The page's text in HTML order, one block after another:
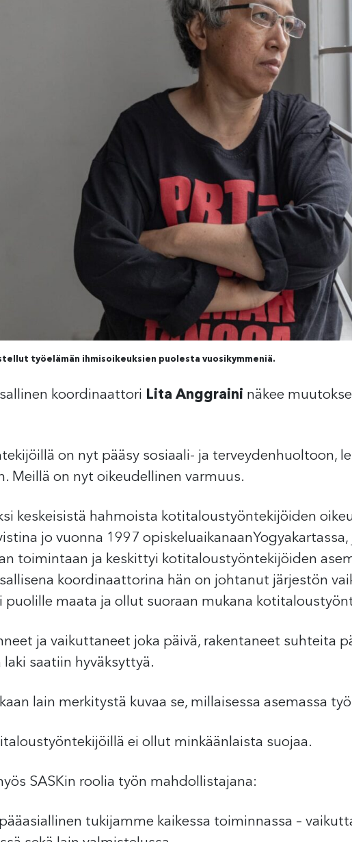
työelämän ihmisoikeuksien puolesta vuosikymmeniä.
koordinaattori Lita Anggraini näkee
on nyt pääsy sosiaali- ja terveydenhuoltoon,
Meillä on nyt oikeudellinen varmuus.
keskeisistä hahmoista kotitaloustyöntekijöiden
jo vuonna 1997
toimintaan ja keskittyi kotitaloustyöntekijöiden
koordinaattorina hän on johtanut järjestön
puolille maata ja ollut suoraan mukana
ja vaikuttaneet joka päivä, rakentaneet suhteita
saatiin hyväksyttyä.
lain merkitystä kuvaa se, millaisessa asemassa
ei ollut minkäänlaista suojaa.
SASKin roolia työn mahdollistajana:
tukijamme kaikessa toiminnassa –